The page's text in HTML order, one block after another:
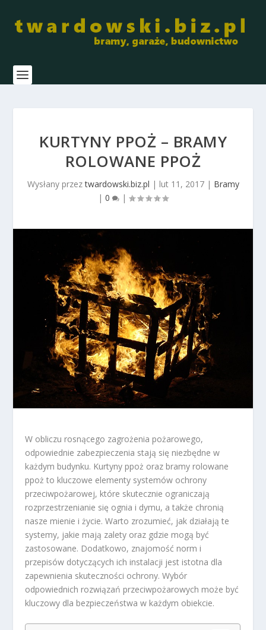
KURTYNY PPOŻ – BRAMY
ROLOWANE PPOŻ
Wysłany przeztwardowski.biz.pl | lut 11, 2017| Bramy
| 0 |
W obliczu rosnącego zagrożenia pożarowego,
odpowiednie zabezpieczenia stają się niezbędne w
każdym budynku. Kurtyny ppoż oraz bramy rolowane
ppoż to kluczowe elementy systemów ochrony
przeciwpożarowej, które skutecznie ograniczają
rozprzestrzenianie się ognia i dymu, a także chronią
nasze mienie i życie. Warto zrozumieć, jak działają te
systemy, jakie mają zalety oraz gdzie mogą być
zastosowane. Dodatkowo, znajomość norm i
przepisów dotyczących ich instalacji jest istotna dla
zapewnienia skuteczności ochrony. Wybór
odpowiednich rozwiązań przeciwpożarowych może być
kluczowy dla bezpieczeństwa w każdym obiekcie.